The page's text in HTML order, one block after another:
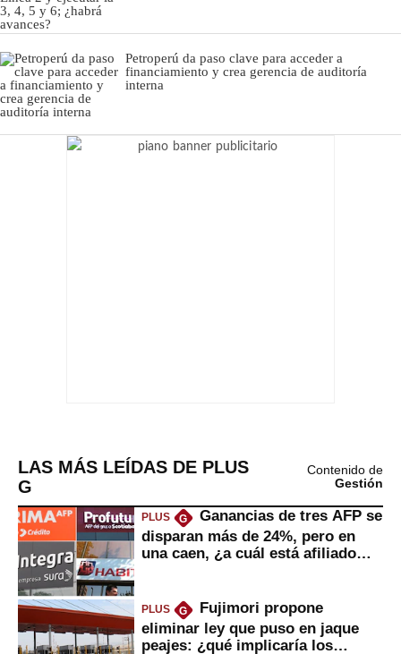
Petroperú da paso clave para acceder a
financiamiento y crea gerencia de auditoría
interna
LAS MÁS LEÍDAS DE PLUS
G
Contenido de
Gestión
PLUS G
Ganancias de tres AFP se
disparan más de 24%, pero en
una caen, ¿a cuál está afiliado
PLUS G
Fujimori propone
eliminar ley que puso en jaque
peajes: ¿qué implicaría los